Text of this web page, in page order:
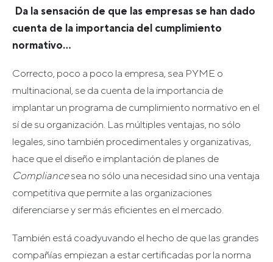
Da la sensación de que las empresas se han dado
cuenta de la importancia del cumplimiento
normativo…
Correcto, poco a poco la empresa, sea PYME o
multinacional, se da cuenta de la importancia de
implantar un programa de cumplimiento normativo en el
sí de su organización. Las múltiples ventajas, no sólo
legales, sino también procedimentales y organizativas,
hace que el diseño e implantación de planes de
Compliancesea no sólo una necesidad sino una ventaja
competitiva que permite a las organizaciones
diferenciarse y ser más eficientes en el mercado.
También está coadyuvando el hecho de que las grandes
compañías empiezan a estar certificadas por la norma